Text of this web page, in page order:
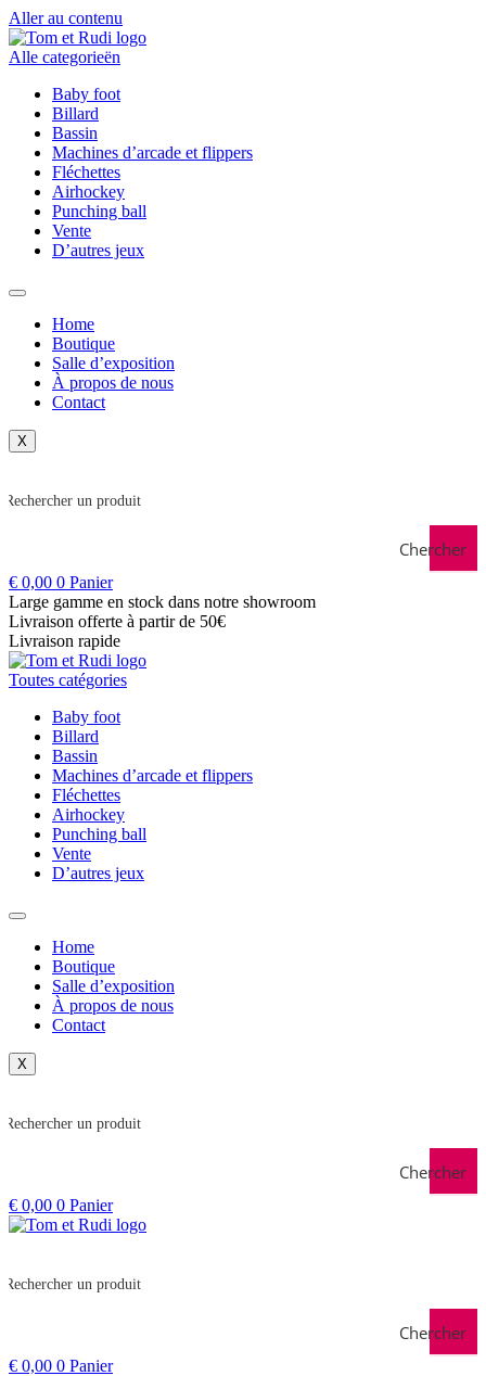
Aller au contenu
Alle categorieën
Baby foot
Billard
Bassin
Machines d’arcade et flippers
Fléchettes
Airhockey
Punching ball
Vente
D’autres jeux
Home
Boutique
Salle d’exposition
À propos de nous
Contact
X
Chercher
€ 0,00 0 Panier
Large gamme en stock dans notre showroom
Livraison offerte à partir de 50€
Livraison rapide
Toutes catégories
Baby foot
Billard
Bassin
Machines d’arcade et flippers
Fléchettes
Airhockey
Punching ball
Vente
D’autres jeux
Home
Boutique
Salle d’exposition
À propos de nous
Contact
X
Chercher
€ 0,00 0 Panier
Chercher
€ 0,00 0 Panier